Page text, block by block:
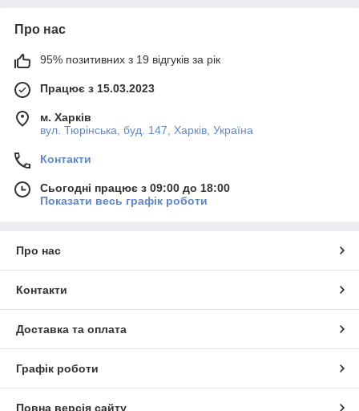
Про нас
95% позитивних з 19 відгуків за рік
Працює з 15.03.2023
м. Харків
вул. Тюрінська, буд. 147, Харків, Україна
Контакти
Сьогодні працює з 09:00 до 18:00
Показати весь графік роботи
Про нас
Контакти
Доставка та оплата
Графік роботи
Повна версія сайту